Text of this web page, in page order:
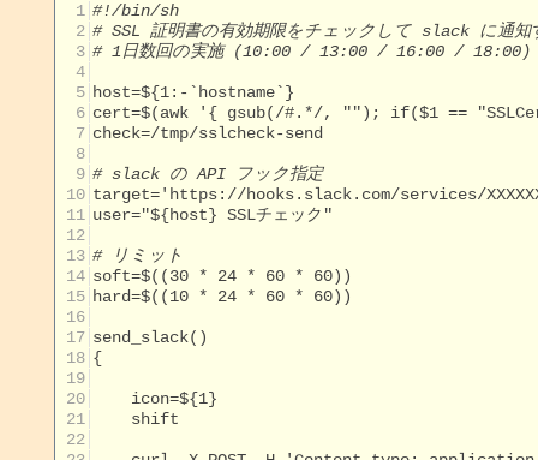
  1
#!/bin/sh
  2
# SSL 証明書の有効期限をチェックして slack に通知
  3
# 1日数回の実施 (10:00 / 13:00 / 16:00 / 18:00)
  4
  5
  6
  7
check=/tmp/sslcheck-send
  8
  9
# slack の API フック指定
10
11
12
13 # リミット
14
15
16
17
18
{
19
20
21
22